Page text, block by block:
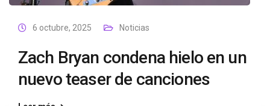
6 octubre, 2025 Noticias
Zach Bryan condena hielo en un
nuevo teaser de canciones